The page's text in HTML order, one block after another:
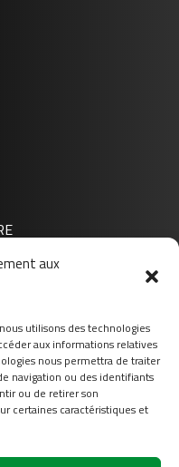
aux
utilisons des technologies
aux informations relatives
nous permettra de traiter
navigation ou des identifiants
ou de retirer son
certaines caractéristiques et